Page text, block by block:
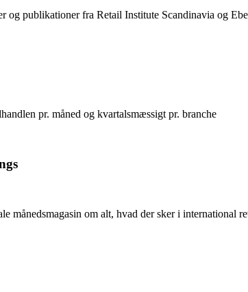
og publikationer fra Retail Institute Scandinavia og
pr. måned og kvartalsmæssigt pr. branche
månedsmagasin om alt, hvad der sker i international